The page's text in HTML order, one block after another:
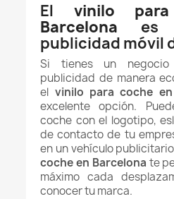
El vinilo
Barcelona es
publicidad móvil
Si tienes un
publicidad de manera
el vinilo para coche en
excelente opción.
coche con el logotipo,
de contacto de tu
en un vehículo publicitario
coche en Barcelona te
máximo cada
conocer tu marca.